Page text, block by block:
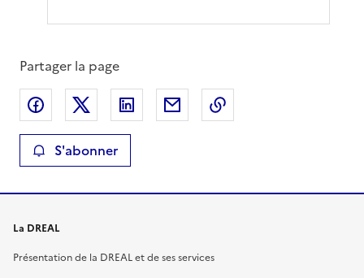
Partager la page
Partager sur Facebook
Partager sur XPartager sur LinkedIn
Partager par email
S'abonner
La DREAL
Présentation de la DREAL et de ses services